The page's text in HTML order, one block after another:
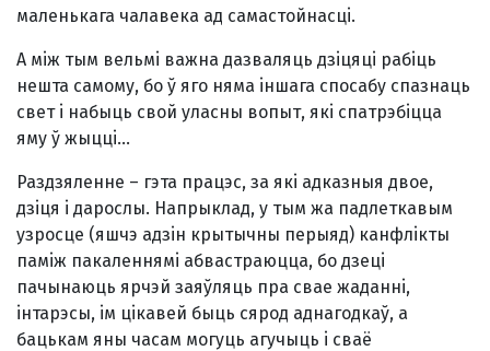
маленькага чалавека ад самастойнасцi.
А мiж тым вельмi важна дазваляць дзiцяцi рабiць
нешта самому, бо ў яго няма iншага спосабу спазнаць
свет i набыць свой уласны вопыт, якi спатрэбiцца
яму ў жыццi...
Раздзяленне – гэта працэс, за якi адказныя двое,
дзiця i дарослы. Напрыклад, у тым жа падлеткавым
узросце (яшчэ адзiн крытычны перыяд) канфлiкты
памiж пакаленнямi абвастраюцца, бо дзецi
пачынаюць ярчэй заяўляць пра свае жаданнi,
iнтарэсы, iм цiкавей быць сярод аднагодкаў, а
бацькам яны часам могуць агучыць i сваё